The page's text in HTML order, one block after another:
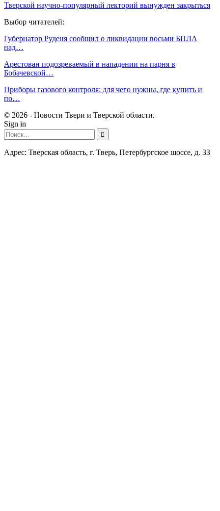
Тверской научно-популярный лекторий вынужден закрыться
Выбор читателей:
Губернатор Руденя сообщил о ликвидации восьми БПЛА
над…
Арестован подозреваемый в нападении на парня в
Бобачевской…
Приборы газового контроля: для чего нужны, где купить и
по…
© 2026 - Новости Твери и Тверской области.
Sign in
Адрес: Тверская область, г. Тверь, Петербургское шоссе, д. 33